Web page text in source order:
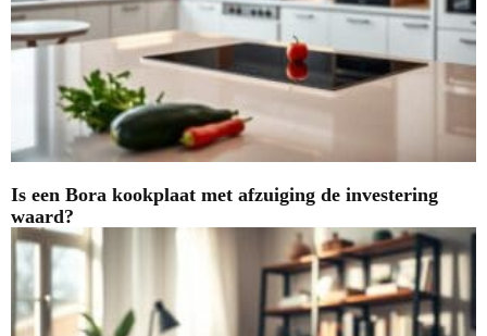
Is een Bora kookplaat met afzuiging de investering
waard?